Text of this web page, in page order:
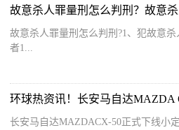
故意杀人罪量刑怎么判刑?1、犯故意
者1...
长安马自达MAZDACX-50正式下线小